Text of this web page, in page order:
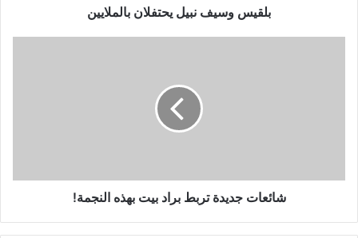
بلقيس وسيف نبيل يحتفلان بالملايين
شائعات جديدة تربط براد بيت بهذه النجمة!